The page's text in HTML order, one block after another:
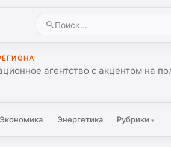
агентство с акцентом на
Экономика Энергетика Рубрики▾